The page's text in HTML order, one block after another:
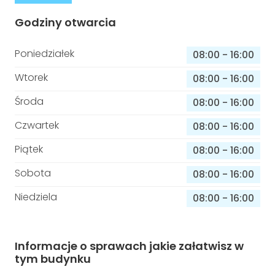
Godziny otwarcia
Poniedziałek 08:00 - 16:00
Wtorek
08:00 - 16:00
Środa
08:00 - 16:00
Czwartek
08:00 - 16:00
Piątek
08:00 - 16:00
Sobota
08:00 - 16:00
Niedziela
08:00 - 16:00
Informacje o sprawach jakie załatwisz w
tym budynku